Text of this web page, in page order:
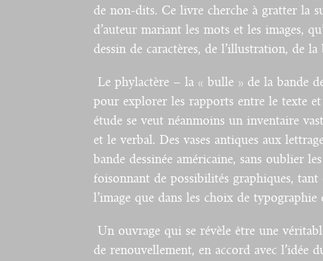
de non-dits. Ce livre cherche à gratter la
d’auteur mariant les mots et les images,
dessin de caractères, de l’illustration, de la
Le phylactère – la « bulle » de la bande
pour explorer les rapports entre le texte et
étude se veut néanmoins un inventaire
et le verbal. Des vases antiques aux
bande dessinée américaine, sans oublier
foisonnant de possibilités graphiques,
l’image que dans les choix de typographie
Un ouvrage qui se révèle être une
de renouvellement, en accord avec l’idée